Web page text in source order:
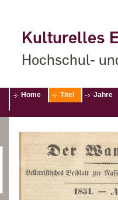
Kulturelles
Hochschul-
Home Titel Jahre